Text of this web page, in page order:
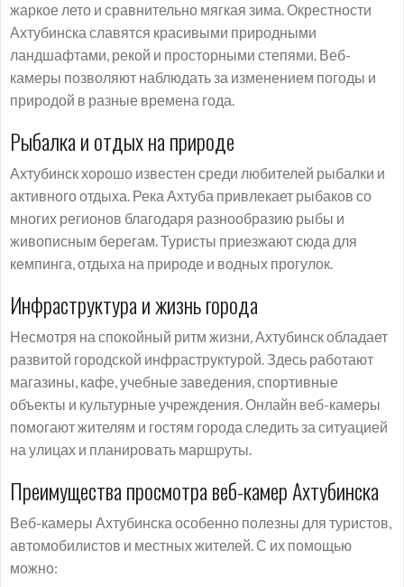
жаркое лето и сравнительно мягкая зима. Окрестности
Ахтубинска славятся красивыми природными
ландшафтами, рекой и просторными степями. Веб-
камеры позволяют наблюдать за изменением погоды и
природой в разные времена года.
Рыбалка и отдых на природе
Ахтубинск хорошо известен среди любителей рыбалки и
активного отдыха. Река Ахтуба привлекает рыбаков со
многих регионов благодаря разнообразию рыбы и
живописным берегам. Туристы приезжают сюда для
кемпинга, отдыха на природе и водных прогулок.
Инфраструктура и жизнь города
Несмотря на спокойный ритм жизни, Ахтубинск обладает
развитой городской инфраструктурой. Здесь работают
магазины, кафе, учебные заведения, спортивные
объекты и культурные учреждения. Онлайн веб-камеры
помогают жителям и гостям города следить за ситуацией
на улицах и планировать маршруты.
Преимущества просмотра веб-камер Ахтубинска
Веб-камеры Ахтубинска особенно полезны для туристов,
автомобилистов и местных жителей. С их помощью
можно: